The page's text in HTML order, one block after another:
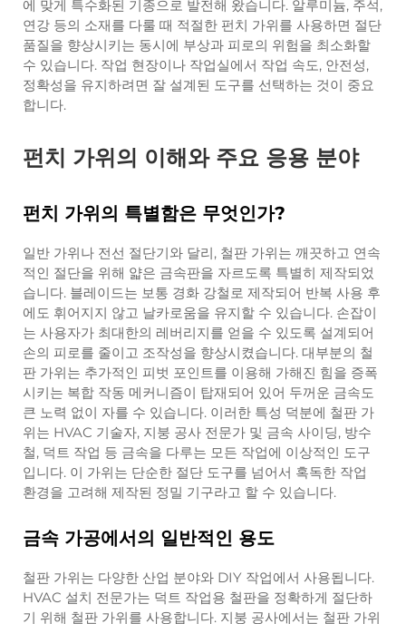
에 맞게 특수화된 기종으로 발전해 왔습니다. 알루미늄, 주석,
연강 등의 소재를 다룰 때 적절한 펀치 가위를 사용하면 절단
품질을 향상시키는 동시에 부상과 피로의 위험을 최소화할
수 있습니다. 작업 현장이나 작업실에서 작업 속도, 안전성,
정확성을 유지하려면 잘 설계된 도구를 선택하는 것이 중요
합니다.
펀치 가위의 이해와 주요 응용 분야
펀치 가위의 특별함은 무엇인가?
일반 가위나 전선 절단기와 달리, 철판 가위는 깨끗하고 연속
적인 절단을 위해 얇은 금속판을 자르도록 특별히 제작되었
습니다. 블레이드는 보통 경화 강철로 제작되어 반복 사용 후
에도 휘어지지 않고 날카로움을 유지할 수 있습니다. 손잡이
는 사용자가 최대한의 레버리지를 얻을 수 있도록 설계되어
손의 피로를 줄이고 조작성을 향상시켰습니다. 대부분의 철
판 가위는 추가적인 피벗 포인트를 이용해 가해진 힘을 증폭
시키는 복합 작동 메커니즘이 탑재되어 있어 두꺼운 금속도
큰 노력 없이 자를 수 있습니다. 이러한 특성 덕분에 철판 가
위는 HVAC 기술자, 지붕 공사 전문가 및 금속 사이딩, 방수
철, 덕트 작업 등 금속을 다루는 모든 작업에 이상적인 도구
입니다. 이 가위는 단순한 절단 도구를 넘어서 혹독한 작업
환경을 고려해 제작된 정밀 기구라고 할 수 있습니다.
금속 가공에서의 일반적인 용도
철판 가위는 다양한 산업 분야와 DIY 작업에서 사용됩니다.
HVAC 설치 전문가는 덕트 작업용 철판을 정확하게 절단하
기 위해 철판 가위를 사용합니다. 지붕 공사에서는 철판 가위